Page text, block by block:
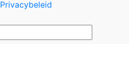
Privacybeleid